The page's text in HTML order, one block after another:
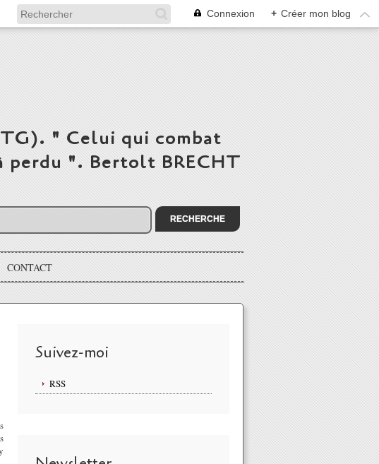
Connexion + Créer mon blog
" Celui qui combat
perdu ". Bertolt BRECHT
CONTACT
Suivez-moi
RSS